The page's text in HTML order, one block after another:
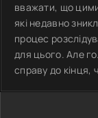
вважати, що
які недавно
процес
для цього. Але
справу до кінця,